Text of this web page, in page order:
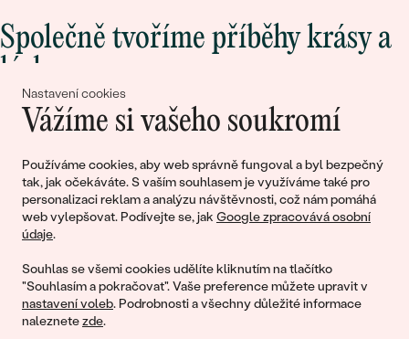
Nastavení cookies
Vážíme si vašeho soukromí
Používáme cookies, aby web správně fungoval a byl bezpečný
tak, jak očekáváte. S vaším souhlasem je využíváme také pro
personalizaci reklam a analýzu návštěvnosti, což nám pomáhá
web vylepšovat. Podívejte se, jak Google zpracovává osobní
údaje.
Souhlas se všemi cookies udělíte kliknutím na tlačítko
"Souhlasím a pokračovat". Vaše preference můžete upravit v
nastavení voleb. Podrobnosti a všechny důležité informace
naleznetezde.
Společně tvoříme příběhy krásy a
lásky
Připojte se k nám!
© 2011 - 2026, Eppi.cz